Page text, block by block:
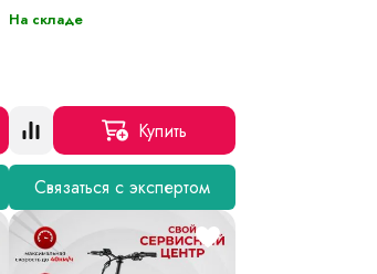
На складе
Купить
Связаться с экспертом